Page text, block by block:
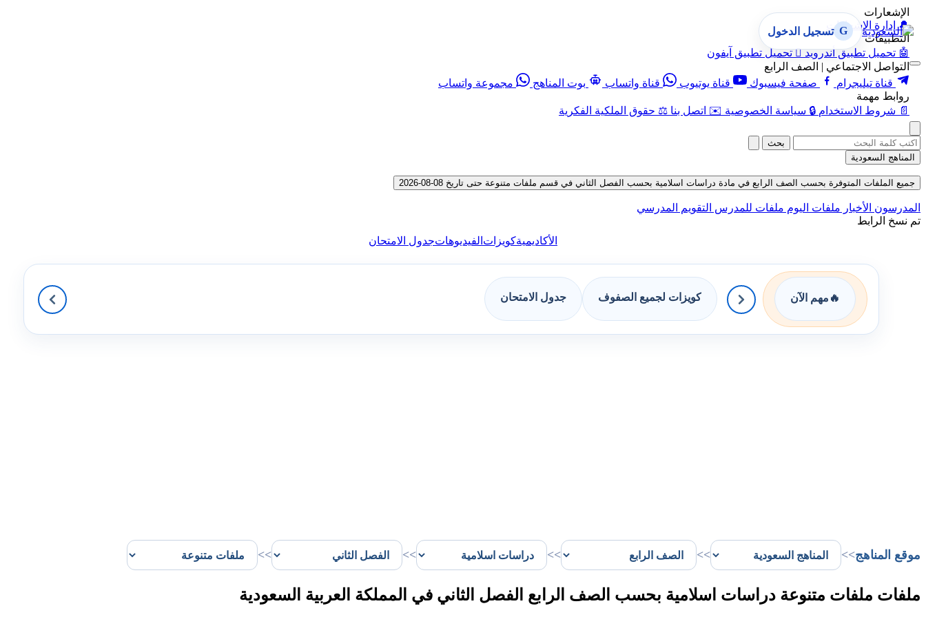
الإشعارات
🔔 إدارة الإشعارات
التطبيقات
🤖 تحميل تطبيق أندرويد  تحميل تطبيق آيفون
التواصل الاجتماعي | الصف الرابع
قناة تيليجرام
صفحة فيسبوك قناة يوتيوب قناة واتساب بوت المناهج
مجموعة واتساب
روابط مهمة
📄 شروط الاستخدام 🔒 سياسة الخصوصية ✉️ اتصل بنا ⚖️ حقوق الملكية الفكرية
G تسجيل الدخول
بحث
المناهج السعودية
جميع الملفات المتوفرة بحسب الصف الرابع في مادة دراسات اسلامية بحسب الفصل الثاني في قسم ملفات متنوعة حتى تاريخ 08-08-2026
المدرسون الأخبار ملفات اليوم ملفات للمدرس التقويم المدرسي
تم نسخ الرابط
الأكاديميةكويزات الفيديوهاتجدول الامتحان
🔥 مهم الآن كويزات لجميع الصفوف جدول الامتحان
موقع المناهج>>
>>
>>
>>
>>
ملفات ملفات متنوعة دراسات اسلامية بحسب الصف الرابع الفصل الثاني في المملكة العربية السعودية